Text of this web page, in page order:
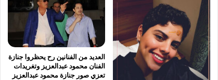
العديد من الفنانين رح يحظروا جنازة
الفنان محمود عبدالعزيز وتغريدات
تعزي صور جنازة محمود عبدالعزيز